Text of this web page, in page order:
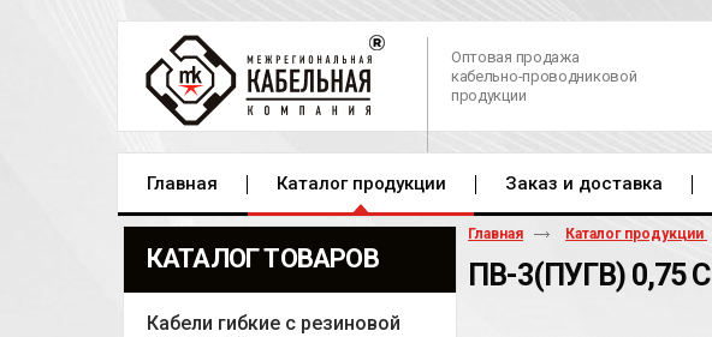
Оптовая продажа
кабельно-проводниковой
продукции
Главная Каталог продукции Заказ и доставка
КАТАЛОГ ТОВАРОВ
Кабели гибкие с резиновой
Главная Каталог продукции
ПВ-3(ПУГВ) 0,75 С